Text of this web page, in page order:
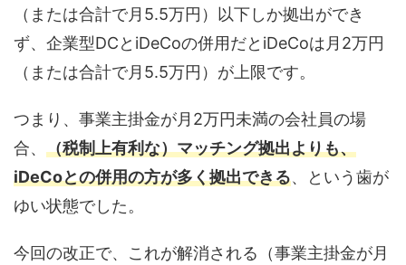
（または合計で月5.5万円）以下しか拠出ができ
ず、企業型DCとiDeCoの併用だとiDeCoは月2万円
（または合計で月5.5万円）が上限です。
つまり、事業主掛金が月2万円未満の会社員の場
合、 （税制上有利な）マッチング拠出よりも、
iDeCoとの併用の方が多く拠出できる、という歯が
ゆい状態でした。
今回の改正で、これが解消される（事業主掛金が月